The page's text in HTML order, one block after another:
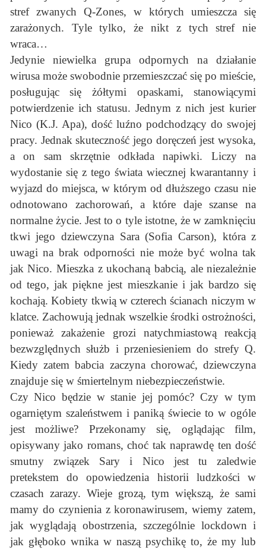
stref zwanych Q-Zones, w których umieszcza się
zarażonych. Tyle tylko, że nikt z tych stref nie
wraca…
Jedynie niewielka grupa odpornych na działanie
wirusa może swobodnie przemieszczać się po mieście,
posługując się żółtymi opaskami, stanowiącymi
potwierdzenie ich statusu. Jednym z nich jest kurier
Nico (K.J. Apa), dość luźno podchodzący do swojej
pracy. Jednak skuteczność jego doręczeń jest wysoka,
a on sam skrzętnie odkłada napiwki. Liczy na
wydostanie się z tego świata wiecznej kwarantanny i
wyjazd do miejsca, w którym od dłuższego czasu nie
odnotowano zachorowań, a które daje szanse na
normalne życie. Jest to o tyle istotne, że w zamknięciu
tkwi jego dziewczyna Sara (Sofia Carson), która z
uwagi na brak odporności nie może być wolna tak
jak Nico. Mieszka z ukochaną babcią, ale niezależnie
od tego, jak piękne jest mieszkanie i jak bardzo się
kochają. Kobiety tkwią w czterech ścianach niczym w
klatce. Zachowują jednak wszelkie środki ostrożności,
ponieważ zakażenie grozi natychmiastową reakcją
bezwzględnych służb i przeniesieniem do strefy Q.
Kiedy zatem babcia zaczyna chorować, dziewczyna
znajduje się w śmiertelnym niebezpieczeństwie.
Czy Nico będzie w stanie jej pomóc? Czy w tym
ogarniętym szaleństwem i paniką świecie to w ogóle
jest możliwe? Przekonamy się, oglądając film,
opisywany jako romans, choć tak naprawdę ten dość
smutny związek Sary i Nico jest tu zaledwie
pretekstem do opowiedzenia historii ludzkości w
czasach zarazy. Wieje grozą, tym większą, że sami
mamy do czynienia z koronawirusem, wiemy zatem,
jak wyglądają obostrzenia, szczególnie lockdown i
jak głęboko wnika w naszą psychikę to, że my lub